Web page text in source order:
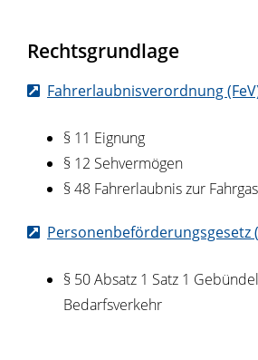
Rechtsgrundlage
Fahrerlaubnisverordnung
§ 11 Eignung
§ 12 Sehvermögen
§ 48 Fahrerlaubnis zur
Personenbeförderungsgesetz
§ 50 Absatz 1 Satz 1
Bedarfsverkehr